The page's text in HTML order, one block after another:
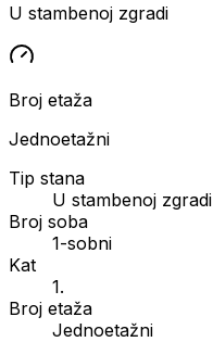
U stambenoj zgradi
Broj etaža
Jednoetažni
Tip stana
U stambenoj zgradi
Broj soba
1-sobni
Kat
1.
Broj etaža
Jednoetažni